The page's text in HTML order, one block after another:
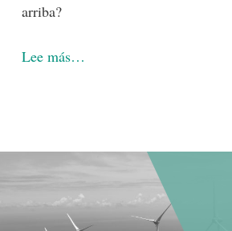
arriba?
Lee más…